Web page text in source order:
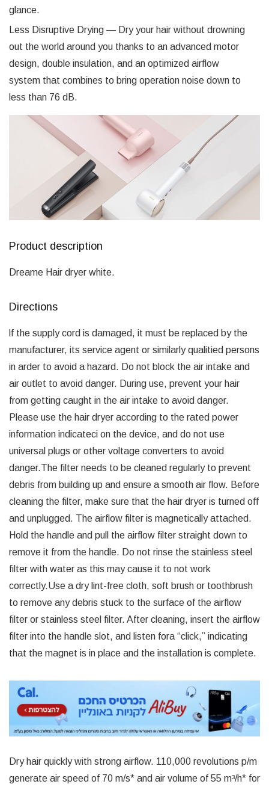
glance.
Less Disruptive Drying — Dry your hair without drowning
out the world around you thanks to an advanced motor
design, double insulation, and an optimized airflow
system that combines to bring operation noise down to
less than 76 dB.
Product description
Dreame Hair dryer white.
Directions
lf the supply cord is damaged, it must be replaced by the
manufacturer, its service agent or similarly qualitied persons
in arder to avoid a hazard. Do not block the air intake and
air outlet to avoid danger. During use, prevent your hair
from getting caught in the air intake to avoid danger.
Please use the hair dryer according to the rated power
information indicateci on the device, and do not use
universal plugs or other voltage converters to avoid
danger.The filter needs to be cleaned regularly to prevent
debris from building up and ensure a smooth air flow. Before
cleaning the filter, make sure that the hair dryer is turned off
and unplugged. The airflow filter is magnetically attached.
Hold the handle and pull the airflow filter straight down to
remove it from the handle. Do not rinse the stainless steel
filter with water as this may cause it to not work
correctly.Use a dry lint-free cloth, soft brush or toothbrush
to remove any debris stuck to the surface of the airflow
filter or stainless steel filter. After cleaning, insert the airflow
filter into the handle slot, and listen fora “click,” indicating
that the magnet is in place and the installation is complete.
Dry hair quickly with strong airflow. 110,000 revolutions p/m
generate air speed of 70 m/s* and air volume of 55 m³/h* for